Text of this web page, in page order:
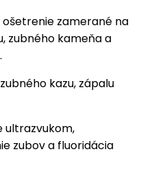
zamerané na
zubného kameňa a
kazu, zápalu
ultrazvukom,
zubov a fluoridácia